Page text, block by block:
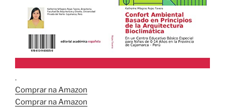
.
Comprar na Amazon
Comprar na Amazon